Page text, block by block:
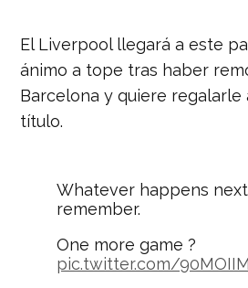
El Liverpool llegará a este
ánimo a tope tras haber
Barcelona y quiere regalarle
título.
Whatever happens
remember.
One more game ?
pic.twitter.com/